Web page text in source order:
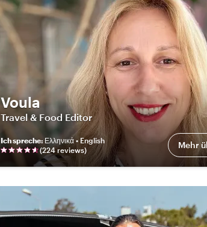
Voula
Travel & Food Editor
Ich spreche: Ελληνικά • English
(224reviews) Mehr